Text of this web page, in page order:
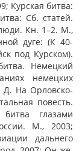
Курская битва:
Сб. статей.
Кн. 1–2. М.,
дуге: (К 40-
под Курском).
Немецкий
немецких
Д. На Орловско-
повесть.
глазами
М., 2003;
дальнего